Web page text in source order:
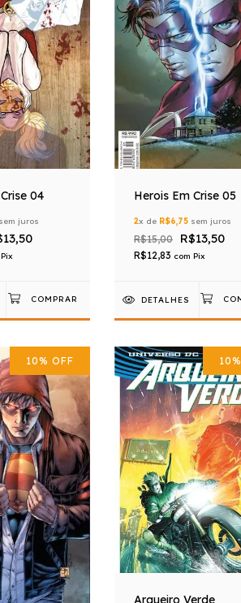
04
juros
Pix
Herois Em Crise 05
2x de R$6,75 sem juros
R$15,00 R$13,50
R$12,83 com Pix
DETALHES
10% OFF 10%
Arqueiro Verde